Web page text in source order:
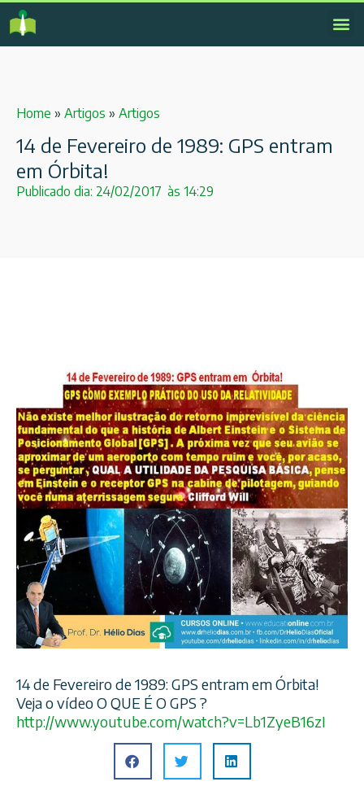
Home » Artigos » Artigos
14 de Fevereiro de 1989: GPS entram
em Órbita!
Publicado dia: 24/02/2017 às 14:29
14 de Fevereiro de 1989: GPS entram em Órbita!
Veja o vídeo O QUE É O GPS ?
http://www.youtube.com/watch?v=Lb1ZyeB16zI